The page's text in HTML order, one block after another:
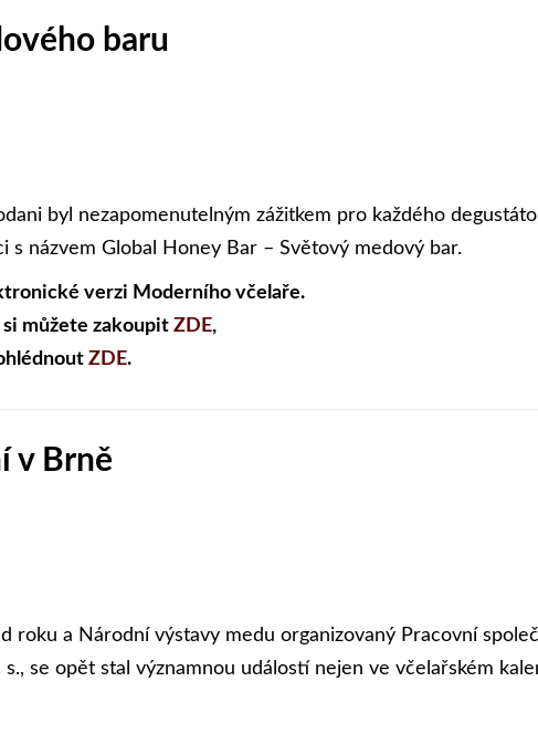
baru
byl nezapomenutelným zážitkem pro každého
s názvem Global Honey Bar – Světový medový bar.
verzi Moderního včelaře.
můžete zakoupit ZDE,
ZDE.
v Brně
roku a Národní výstavy medu organizovaný Pracovní
se opět stal významnou událostí nejen ve včelařském